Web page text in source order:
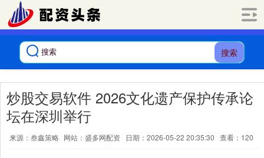
搜索
炒股交易软件 2026文化遗产保护传承论
坛在深圳举行
来源：叁鑫策略 网站：盛多网配资 日期：2026-05-22 20:35:30 查看：120